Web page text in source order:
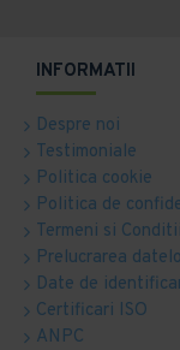
INFORMATII
Despre noi
Testimoniale
Politica cookie
Politica de
Termeni si Conditii
Prelucrarea
Date de
Certificari ISO
ANPC